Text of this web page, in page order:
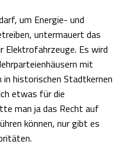
um Energie- und
untermauert das
Elektrofahrzeuge. Es wird
mit
in historischen Stadtkernen
etwas für die
man ja das Recht auf
können, nur gibt es